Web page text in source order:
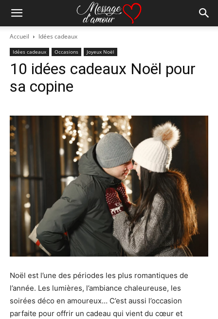
Accueil Idées cadeaux
Idées cadeaux Occasions Joyeux Noël
10 idées cadeaux Noël pour
sa copine
Noël est l’une des périodes les plus romantiques de
l’année. Les lumières, l’ambiance chaleureuse, les
soirées déco en amoureux… C’est aussi l’occasion
parfaite pour offrir un cadeau qui vient du cœur et